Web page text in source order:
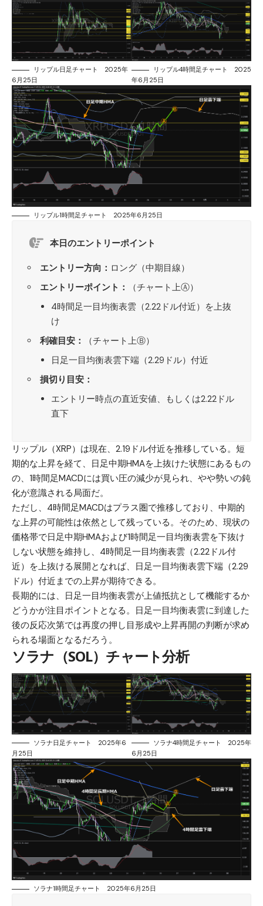
リップル日足チャート 2025年
6月25日
リップル4時間足チャート 2025
年6月25日
リップル1時間足チャート 2025年6月25日
本日のエントリーポイント
エントリー方向： ロング（中期目線）
エントリーポイント：
（チャート上Ⓐ）
4時間足一目均衡表雲（2.22ドル付近）を上抜
け
利確目安：
（チャート上Ⓑ）
日足一目均衡表雲下端（2.29ドル）付近
損切り目安：
エントリー時点の直近安値、もしくは2.22ドル
直下
リップル（XRP） は現在、2.19ドル付近を推移している。短
期的な上昇を経て、日足中期HMAを上抜けた状態にあるもの
の、1時間足MACDには買い圧の減少が見られ、やや勢いの鈍
化が意識される局面だ。
ただし、4時間足MACDはプラス圏で推移しており、中期的
な上昇の可能性は依然として残っている。そのため、現状の
価格帯で日足中期HMAおよび1時間足一目均衡表雲を下抜け
しない状態を維持し、4時間足一目均衡表雲（2.22ドル付
近）を上抜ける展開となれば、日足一目均衡表雲下端（2.29
ドル）付近までの上昇が期待できる。
長期的には、日足一目均衡表雲が上値抵抗として機能するか
どうかが注目ポイントとなる。日足一目均衡表雲に到達した
後の反応次第では再度の押し目形成や上昇再開の判断が求め
られる場面となるだろう。
ソラナ（SOL）チャート分析
ソラナ日足チャート 2025年6
月25日
ソラナ4時間足チャート 2025年
6月25日
ソラナ1時間足チャート 2025年6月25日